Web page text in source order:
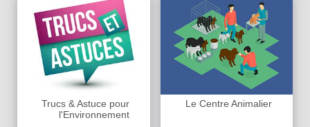
Trucs & Astuce pour
l'Environnement
Le Centre Animalier